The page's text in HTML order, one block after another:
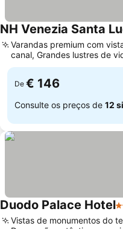
NH Venezia Santa
Varandas premium com
canal, Grandes lustres de
Murano
De € 146
Consulte os preços de 12
Duodo Palace Hotel4
Vistas de monumentos do